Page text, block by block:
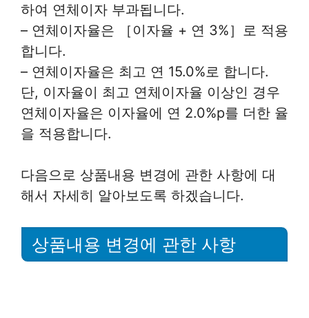
하여 연체이자 부과됩니다.
– 연체이자율은 ［이자율 + 연 3%］로 적용
합니다.
– 연체이자율은 최고 연 15.0%로 합니다.
단, 이자율이 최고 연체이자율 이상인 경우
연체이자율은 이자율에 연 2.0%p를 더한 율
을 적용합니다.
다음으로 상품내용 변경에 관한 사항에 대
해서 자세히 알아보도록 하겠습니다.
상품내용 변경에 관한 사항